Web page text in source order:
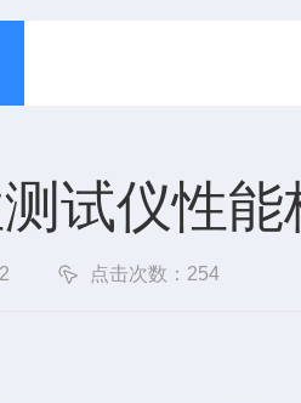
试仪性
点击次数：254